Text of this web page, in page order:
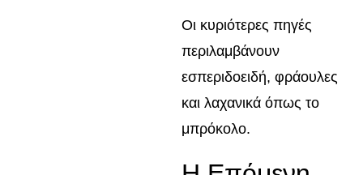
Οι κυριότερες πηγές
περιλαμβάνουν
εσπεριδοειδή, φράουλες
και λαχανικά όπως το
μπρόκολο.